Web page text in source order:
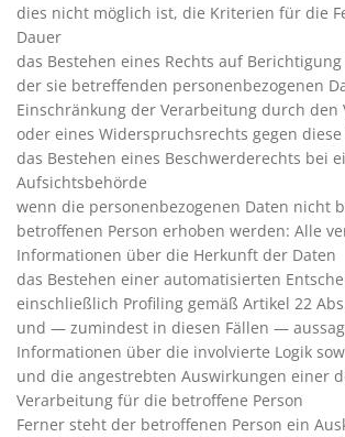
dies nicht möglich ist, die Kriterien für die
Dauer
das Bestehen eines Rechts auf
der sie betreffenden personenbezogenen
Einschränkung der Verarbeitung durch den
oder eines Widerspruchsrechts gegen
das Bestehen eines Beschwerderechts bei
Aufsichtsbehörde
wenn die personenbezogenen Daten nicht
betroffenen Person erhoben werden: Alle
Informationen über die Herkunft der Daten
das Bestehen einer automatisierten
einschließlich Profiling gemäß Artikel 22
und — zumindest in diesen Fällen —
Informationen über die involvierte Logik
und die angestrebten Auswirkungen einer
Verarbeitung für die betroffene Person
Ferner steht der betroffenen Person ein